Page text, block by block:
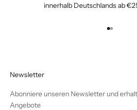
innerhalb Deutschlands ab
Gehe zu
Gehe zu
Newsletter
Abonniere unseren Newsletter und
Angebote